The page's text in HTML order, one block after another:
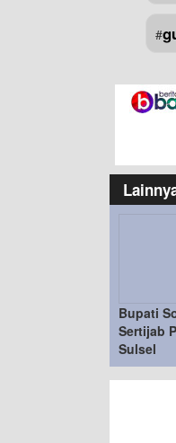
#
Bupati
Sertijab
Sulsel